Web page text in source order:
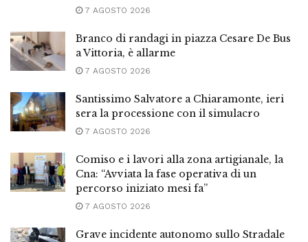
7 AGOSTO 2026
Branco di randagi in piazza Cesare De Bus
a Vittoria, è allarme
7 AGOSTO 2026
Santissimo Salvatore a Chiaramonte, ieri
sera la processione con il simulacro
7 AGOSTO 2026
Comiso e i lavori alla zona artigianale, la
Cna: “Avviata la fase operativa di un
percorso iniziato mesi fa”
7 AGOSTO 2026
Grave incidente autonomo sullo Stradale